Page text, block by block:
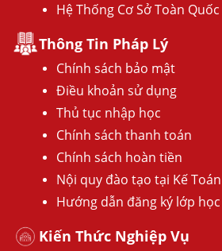
Hệ Thống Cơ Sở Toàn Quốc
Thông Tin Pháp Lý
Chính sách bảo mật
Điều khoản sử dụng
Thủ tục nhập học
Chính sách thanh toán
Chính sách hoàn tiền
Nội quy đào tạo tại Kế
Hướng dẫn đăng ký lớp học
Kiến Thức Nghiệp Vụ